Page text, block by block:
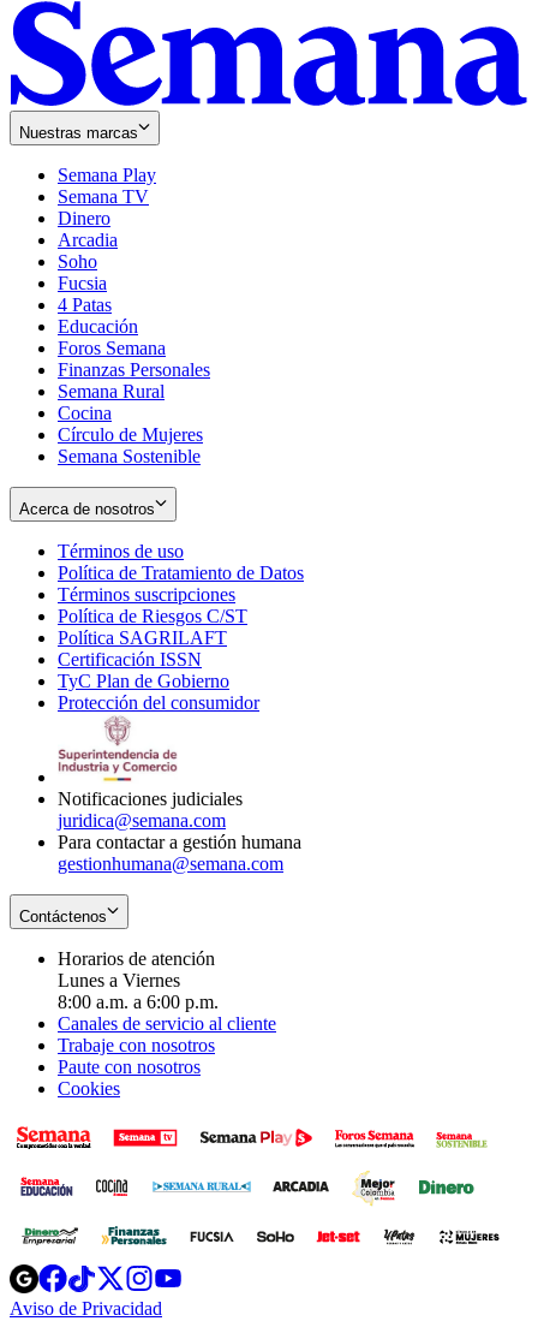
Nuestras marcas
Semana Play
Semana TV
Dinero
Arcadia
Soho
in
new
window
Fucsia
in
new
window
4 Patas
Educación
Foros Semana
Finanzas Personales
Semana Rural
Cocina
Círculo de Mujeres
Semana Sostenible
Acerca de nosotros
Términos de uso
in
new
window
Política de Tratamiento de Datos
Términos suscripciones
in
Política de Riesgos C/ST
Política SAGRILAFT
new
window
Certificación ISSN
in
new
TyC Plan de Gobierno
in
Protección del consumidorOpens
Notificaciones judiciales
juridica@semana.com
Para contactar a gestión humana
gestionhumana@semana.com
Contáctenos
Horarios de atención
Lunes a Viernes
8:00 a.m. a 6:00 p.m.
Canales de servicio al cliente
Trabaje con nosotros
Paute con nosotros
Cookies
Opens
in
new
Opens
in
new
Opens
in
new
Opens
new
Aviso de Privacidad